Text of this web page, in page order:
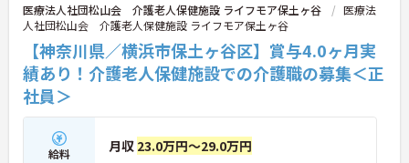
医療法人社団松山会 介護老人保健施設 ライフモア保土ヶ谷
医療法
人社団松山会 介護老人保健施設 ライフモア保土ヶ谷
【神奈川県／横浜市保土ヶ谷区】賞与4.0ヶ月実
績あり！介護老人保健施設での介護職の募集＜正
社員＞
給料 月収 23.0万円～29.0万円